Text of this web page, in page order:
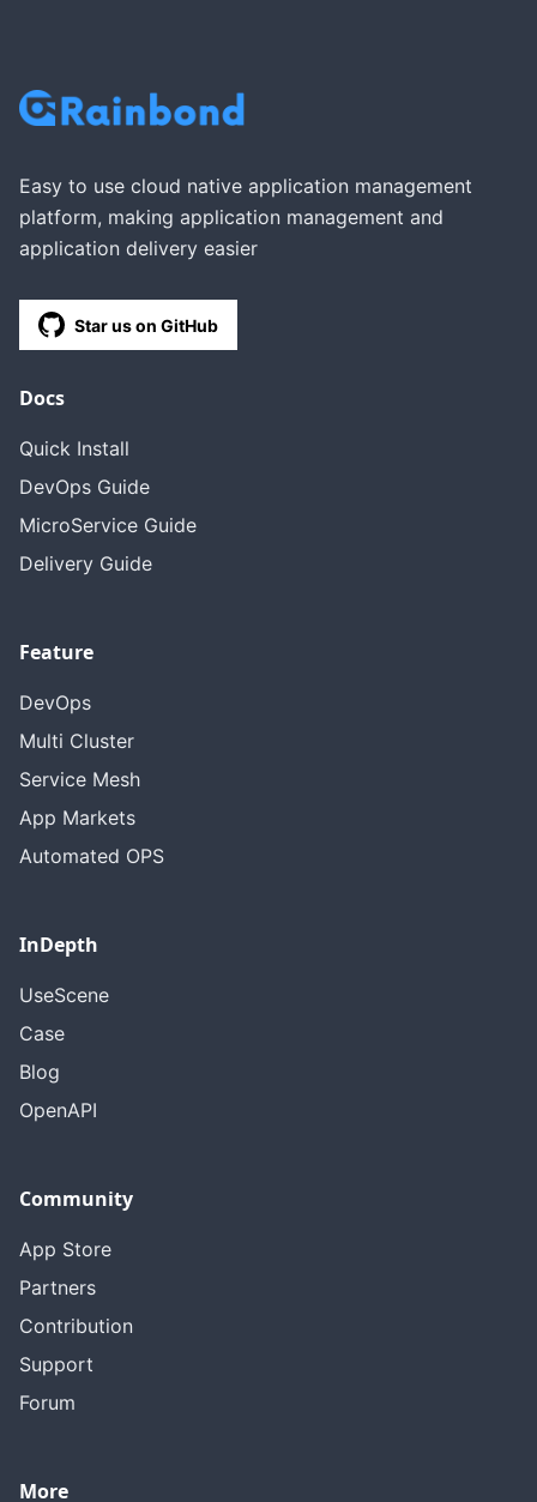
Easy to use cloud native application management
platform, making application management and
application delivery easier
Star us on GitHub
Docs
Quick Install
DevOps Guide
MicroService Guide
Delivery Guide
Feature
DevOps
Multi Cluster
Service Mesh
App Markets
Automated OPS
InDepth
UseScene
Case
Blog
OpenAPI
Community
App Store
Partners
Contribution
Support
Forum
More